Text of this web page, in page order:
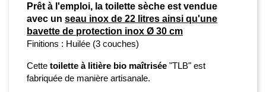
Prêt à l'emploi, la toilette sèche est vendue
avec un seau inox de 22 litres ainsi qu'une
bavette de protection inox Ø 30 cm
Finitions : Huilée (3 couches)
Cette toilette à litière bio maîtrisée "TLB" est
fabriquée de manière artisanale.